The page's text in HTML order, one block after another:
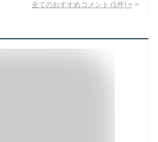
全てのおすすめコメント (1 件) >